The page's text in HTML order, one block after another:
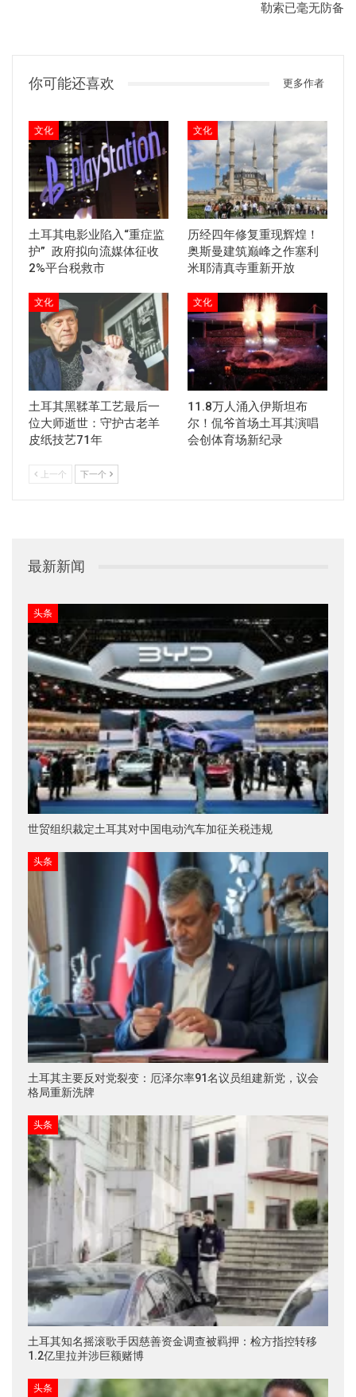
勒索已毫无防备
你可能还喜欢 更多作者
文化
土耳其电影业陷入“重症监
护” 政府拟向流媒体征收
2%平台税救市
文化
历经四年修复重现辉煌！
奥斯曼建筑巅峰之作塞利
米耶清真寺重新开放
文化
土耳其黑鞣革工艺最后一
位大师逝世：守护古老羊
皮纸技艺71年
文化
11.8万人涌入伊斯坦布
尔！侃爷首场土耳其演唱
会创体育场新纪录
上一个 下一个
最新新闻
头条
世贸组织裁定土耳其对中国电动汽车加征关税违规
头条
土耳其主要反对党裂变：厄泽尔率91名议员组建新党，议会
格局重新洗牌
头条
土耳其知名摇滚歌手因慈善资金调查被羁押：检方指控转移
1.2亿里拉并涉巨额赌博
头条